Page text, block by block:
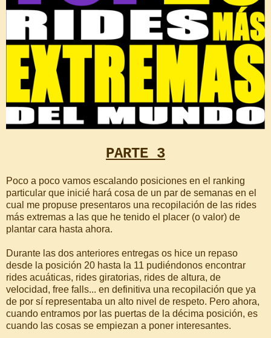
PARTE 3
Poco a poco vamos escalando posiciones en el ranking
particular que inicié hará cosa de un par de semanas en el
cual me propuse presentaros una recopilación de las rides
más extremas a las que he tenido el placer (o valor) de
plantar cara hasta ahora.
Durante las dos anteriores entregas os hice un repaso
desde la posición 20 hasta la 11 pudiéndonos encontrar
rides acuáticas, rides giratorias, rides de altura, de
velocidad, free falls... en definitiva una recopilación que ya
de por sí representaba un alto nivel de respeto. Pero ahora,
cuando entramos por las puertas de la décima posición, es
cuando las cosas se empiezan a poner interesantes.